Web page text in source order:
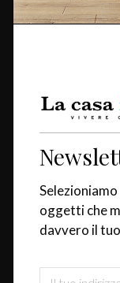
Categorie
Casa
Design &
Tavola
Selezioniamo
oggetti che
davvero il